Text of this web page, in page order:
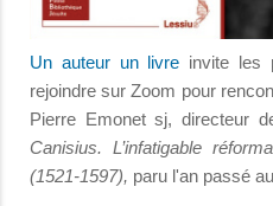
Un auteur un livre invite les
rejoindre sur Zoom pour
Pierre Emonet sj, directeur
Canisius. L’infatigable
(1521-1597), paru l'an passé